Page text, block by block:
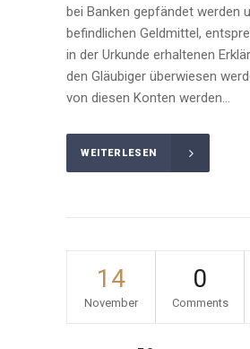
bei Banken gepfändet werden
befindlichen Geldmittel,
in der Urkunde erhaltenen
den Gläubiger überwiesen
von diesen Konten werden...
WEITERLESEN
14
November
0
Comments